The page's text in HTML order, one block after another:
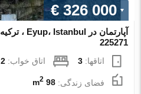
€ 326 000
225271
اتاقها:3 اتاق خواب:2
فضای زندگی:98 m
2